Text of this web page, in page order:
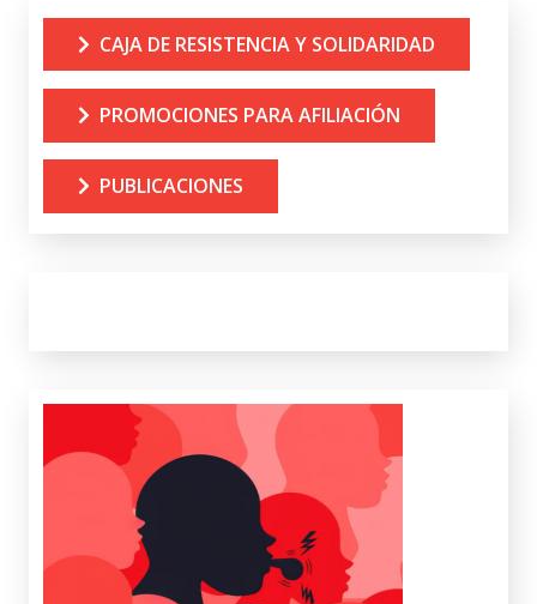
CAJA DE RESISTENCIA Y SOLIDARIDAD
PROMOCIONES PARA AFILIACIÓN
PUBLICACIONES